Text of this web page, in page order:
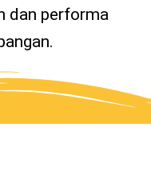
dan performa